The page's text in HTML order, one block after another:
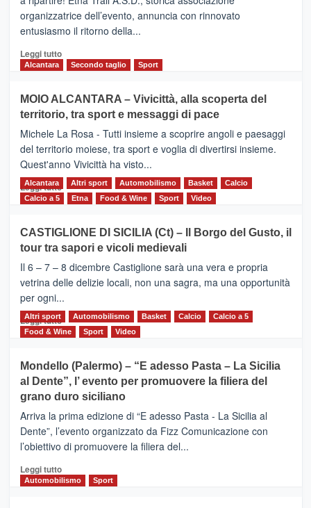
presentata
l’edizione
2026
organizzatrice dell’evento, annuncia con rinnovato
entusiasmo il ritorno della...
Leggi tuttoLeggi
Torna
la
Supermaratona
dell’Etna
Alcantara Secondo taglio Sport
MOIO ALCANTARA – Vivicittà, alla scoperta del
territorio, tra sport e messaggi di pace
Michele La Rosa - Tutti insieme a scoprire angoli e paesaggi
del territorio moiese, tra sport e voglia di divertirsi insieme.
Quest'anno Vivicittà ha visto...
Leggi tutto Leggi
MOIO
ALCANTARA
–
Vivicittà,
alla
scoperta
del
territorio,
e
messaggi
di
Alcantara Altri sport Automobilismo Basket
Calcio
Calcio a 5
Etna Food & Wine Sport Video
CASTIGLIONE DI SICILIA (Ct) – Il Borgo del Gusto, il
tour tra sapori e vicoli medievali
Il 6 – 7 – 8 dicembre Castiglione sarà una vera e propria
vetrina delle delizie locali, non una sagra, ma una opportunità
per ogni...
Leggi tuttoLeggi
di
CASTIGLIONE
DI
SICILIA
(Ct)
–
Il
Borgo
Gusto,
il
Altri sport Automobilismo Basket Calcio
Calcio a 5
Food & Wine
Sport Video
Mondello (Palermo) – “E adesso Pasta – La Sicilia
al Dente”, l’ evento per promuovere la filiera del
grano duro siciliano
Arriva la prima edizione di “E adesso Pasta - La Sicilia al
Dente”, l’evento organizzato da Fizz Comunicazione con
l’obiettivo di promuovere la filiera del...
Leggi tuttoLeggi
di
Automobilismo Sport